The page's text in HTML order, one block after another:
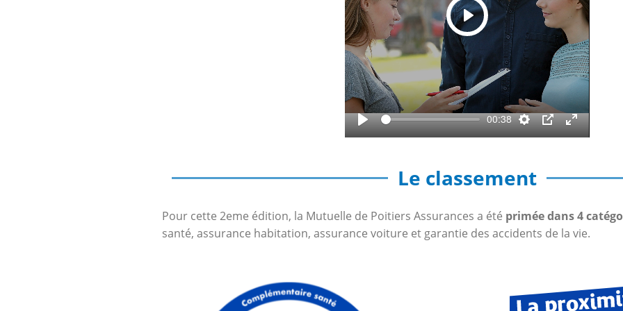
Play
00:38
Settings
PIP Enter
Play
Le classement
Pour cette 2eme édition, la Mutuelle de Poitiers Assurances a été primée dans 4
santé, assurance habitation, assurance voiture et garantie des accidents de la vie.